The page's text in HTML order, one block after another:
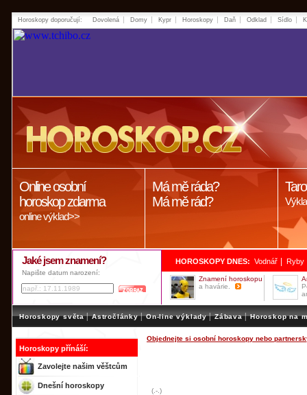
Horoskopy doporučují: Dovolená Domy Kypr Horoskopy Daň Odklad Sídlo
Online osobní
horoskop zdarma
online výklad>>
Má mě ráda?
Má mě rád?
Jaké jsem znamení?
Napište datum narození:
HOROSKOPY DNES: Vodnář Ryby
Znamení horoskopu
a havárie.
Horoskopy světa | Astročlánky | On-line výklady | Zábava | Horoskop na
Horoskopy přínáší:
Zavolejte našim věštcům
Dnešní horoskopy
Objednejte si osobní horoskopy nebo
(.-.)